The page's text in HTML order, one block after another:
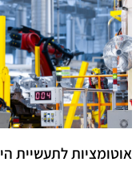
אוטומציות לתעשיית